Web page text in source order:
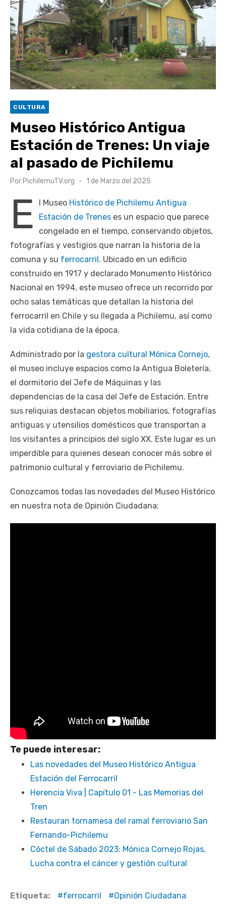
UOH y Municipalidad de Machalí suscriben convenio para
esterilización de mascotas
Hospital de Santa Cruz y Atención Primaria fortalecen
alianza para mejorar el acceso a la atención
gastroenterológica
Rector y diputado Neumann se refieren a cuestionamientos
Valparaíso vuelve a posicionarse como la ciudad con la
conexión a internet más rápida del mundo
CULTURA
Museo Histórico Antigua
Estación de Trenes: Un viaje
al pasado de Pichilemu
Por PichilemuTV.org
Publicado
1 de Marzo del 2025
E l Museo Histórico de Pichilemu Antigua
Estación de Trenes es un espacio que parece
congelado en el tiempo, conservando objetos,
fotografías y vestigios que narran la historia de la
comuna y su ferrocarril . Ubicado en un edificio
construido en 1917 y declarado Monumento Histórico
Nacional en 1994, este museo ofrece un recorrido por
ocho salas temáticas que detallan la historia del
ferrocarril en Chile y su llegada a Pichilemu, así como
la vida cotidiana de la época.
Administrado por la gestora cultural Mónica Cornejo,
el museo incluye espacios como la Antigua Boletería,
el dormitorio del Jefe de Máquinas y las
dependencias de la casa del Jefe de Estación. Entre
sus reliquias destacan objetos mobiliarios, fotografías
antiguas y utensilios domésticos que transportan a
los visitantes a principios del siglo XX. Este lugar es un
imperdible para quienes desean conocer más sobre el
patrimonio cultural y ferroviario de Pichilemu.
Conozcamos todas las novedades del Museo Histórico
en nuestra nota de Opinión Ciudadana:
Te puede interesar:
Las novedades del Museo Histórico Antigua
Estación del Ferrocarril
Herencia Viva | Capítulo 01 - Las Memorias del
Tren
Restauran tornamesa del ramal ferroviario San
Fernando-Pichilemu
Cóctel de Sábado 2023: Mónica Cornejo Rojas,
Lucha contra el cáncer y gestión cultural
Etiqueta: ferrocarril
Opinión Ciudadana